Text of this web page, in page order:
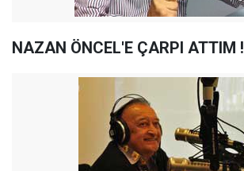
NAZAN ÖNCEL'E ÇARPI ATTIM !